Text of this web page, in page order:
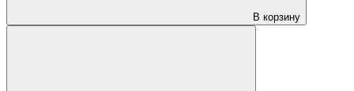
В корзину